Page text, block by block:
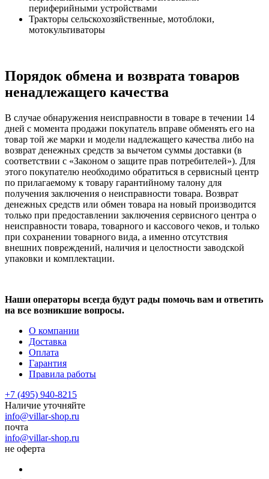
периферийными устройствами
Тракторы сельскохозяйственные, мотоблоки,
мотокультиваторы
Порядок обмена и возврата товаров
ненадлежащего качества
В случае обнаружения неисправности в товаре в течении 14
дней с момента продажи покупатель вправе обменять его на
товар той же марки и модели надлежащего качества либо на
возврат денежных средств за вычетом суммы доставки (в
соответствии с «Законом о защите прав потребителей»). Для
этого покупателю необходимо обратиться в сервисный центр
по прилагаемому к товару гарантийному талону для
получения заключения о неисправности товара. Возврат
денежных средств или обмен товара на новый производится
только при предоставлении заключения сервисного центра о
неисправности товара, товарного и кассового чеков, и только
при сохранении товарного вида, а именно отсутствия
внешних повреждений, наличия и целостности заводской
упаковки и комплектации.
Наши операторы всегда будут рады помочь вам и ответить
на все возникшие вопросы.
О компании
Доставка
Оплата
Гарантия
Правила работы
+7 (495) 940-8215
Наличие уточняйте
info@villar-shop.ru
почта
info@villar-shop.ru
не оферта